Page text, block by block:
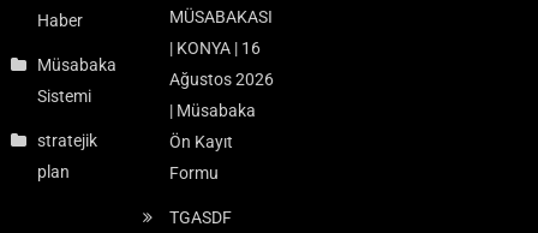
Haber
Müsabaka
Sistemi
stratejik
plan
MÜSABAKASI
| KONYA | 16
Ağustos 2026
| Müsabaka
Ön Kayıt
Formu
TGASDF